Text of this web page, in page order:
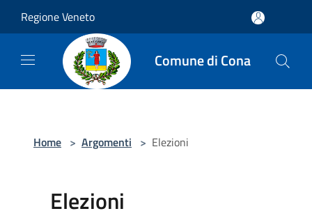
Regione Veneto
Comune di Cona
Home > Argomenti > Elezioni
Elezioni